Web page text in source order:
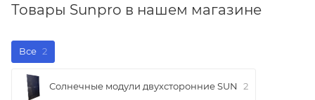
Товары Sunpro в нашем магазине
Все 2
Солнечные модули двухсторонние SUN 2